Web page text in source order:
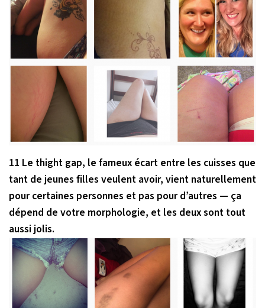
11 Le thight gap, le fameux écart entre les cuisses que
tant de jeunes filles veulent avoir, vient naturellement
pour certaines personnes et pas pour d’autres — ça
dépend de votre morphologie, et les deux sont tout
aussi jolis.